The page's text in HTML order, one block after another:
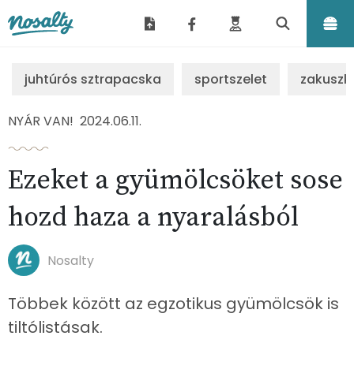
juhtúrós sztrapacska sportszelet
NYÁR VAN! 2024.06.11.
Ezeket a gyümölcsöket sose
hozd haza a nyaralásból
Nosalty
Többek között az egzotikus gyümölcsök is
tiltólistásak.